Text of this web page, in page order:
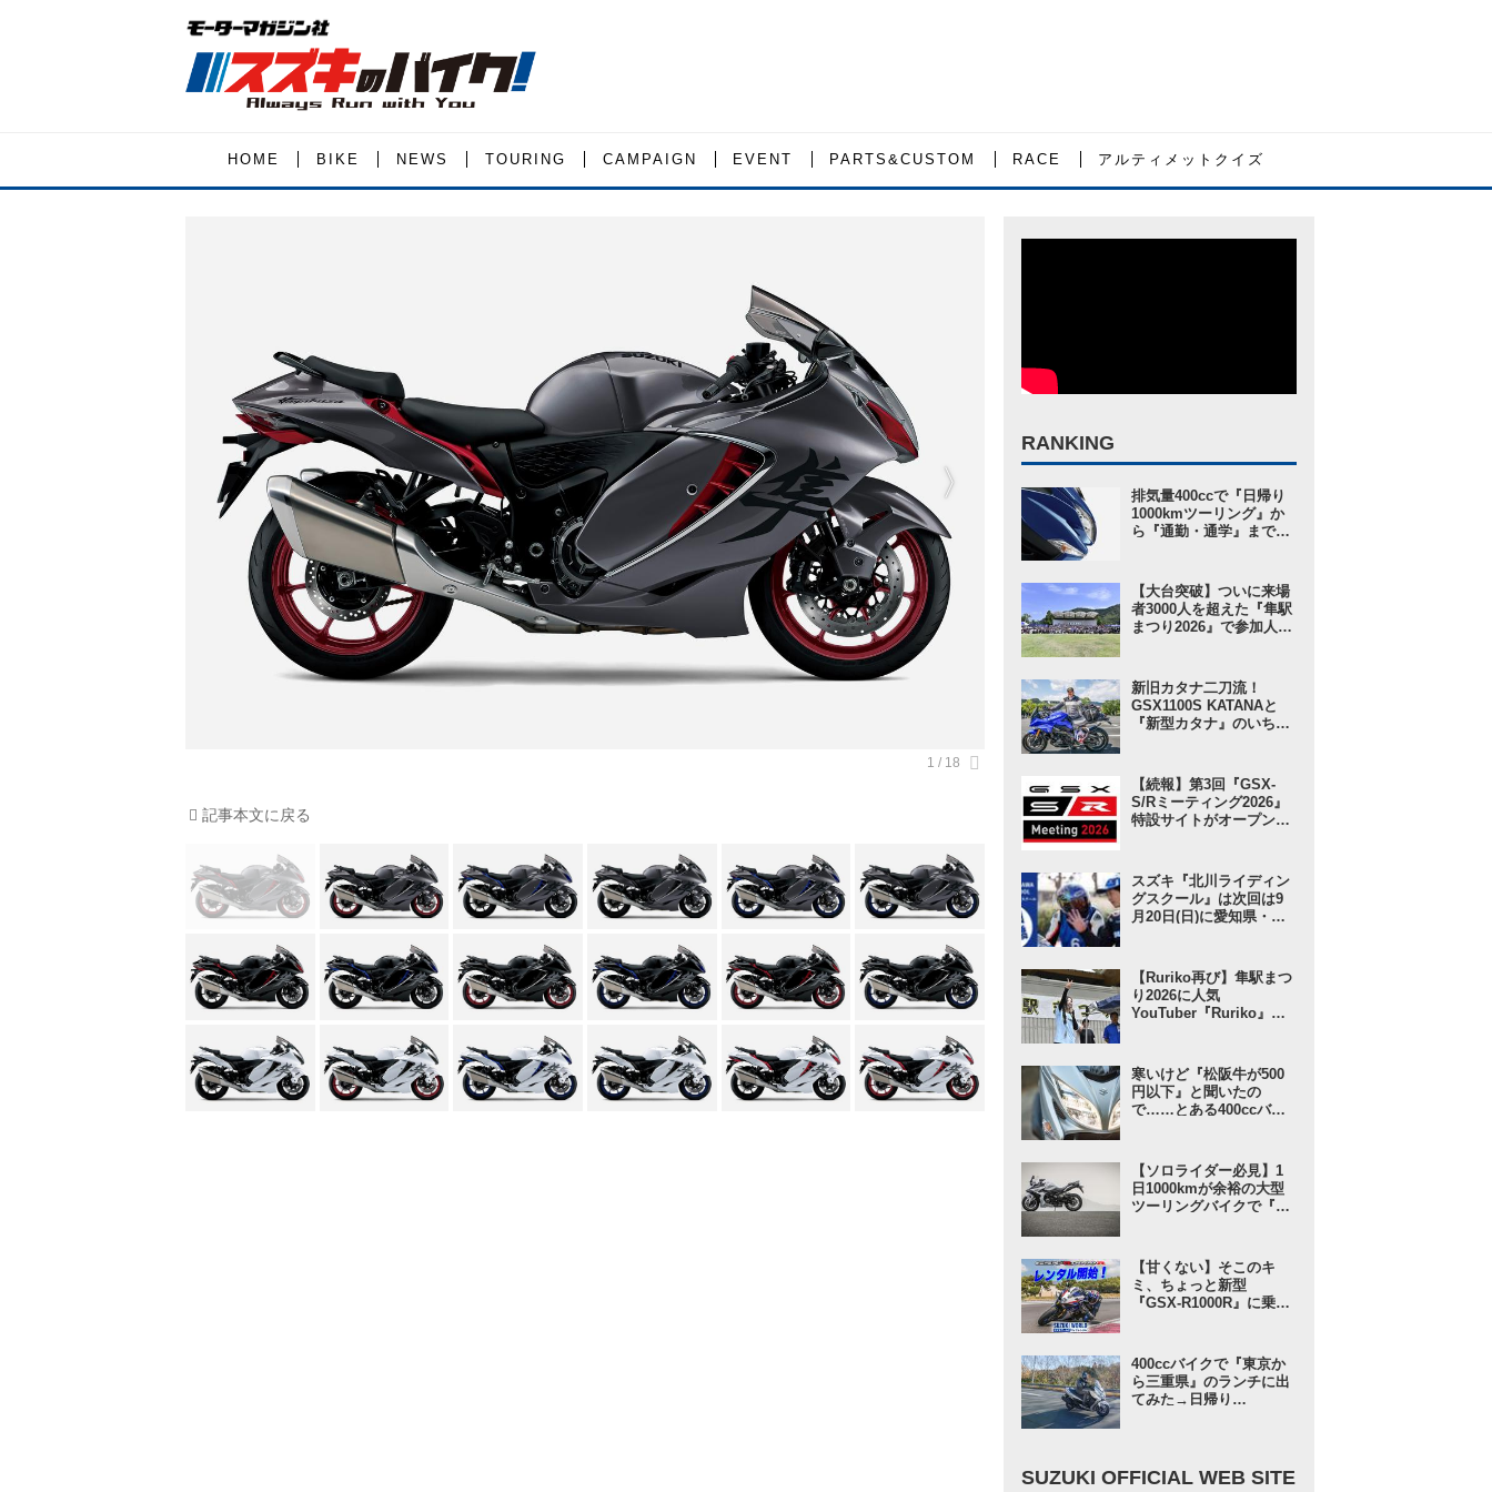
HOME BIKE NEWS TOURING CAMPAIGN EVENT PARTS&CUSTOM RACE アルティメットクイズ
記事本文に戻る
RANKING
排気量400ccで『日帰り
1000kmツーリング』か
ら『通勤・通学』まで1
変更を受けても価格はす
え置き!? 今となっては逆
にリーズナブルかも……
【スズキのバイク！ の新
【大台突破】ついに来場
者3000人を超えた『隼駅
まつり2026』で参加人数
ク！ のイベントニュース
／隼駅まつり2026】
新旧カタナ二刀流！
GSX1100S KATANAと
『新型カタナ』のいちば
スズキ乗り突撃インタビ
ュー】
【続報】第3回『GSX-
S/Rミーティング2026』
特設サイトがオープン！
リーム」な……!? 【スズ
キのバイク！ のイベント
ニュース】
スズキ『北川ライディン
グスクール』は次回は9
月20日(日)に愛知県・豊
のバイク！ のイベントニ
ュース】
【Ruriko再び】隼駅まつ
り2026に人気
YouTuber『Ruriko』さ
ク！ のイベントニュー
ス】
寒いけど『松阪牛が500
円以下』と聞いたの
で……とある400ccバイ
バーグマン400 ／ インプ
レ・レビュー① 出発編】
【ソロライダー必見】1
日1000kmが余裕の大型
ツーリングバイクで『ス
きた……【スズキ GSX-
S1000GT／ツーリングイ
ンプレ・レビュー 前編】
【甘くない】そこのキ
ミ、ちょっと新型
『GSX-R1000R』に乗っ
誘いが気軽に見えてガチ
だった……【スズキのバ
イク！ の耳よりニュー
ス】
400ccバイクで『東京か
ら三重県』のランチに出
てみた→日帰り
ングインプレ・レビュー
高速道路 編】
SUZUKI OFFICIAL WEB SITE